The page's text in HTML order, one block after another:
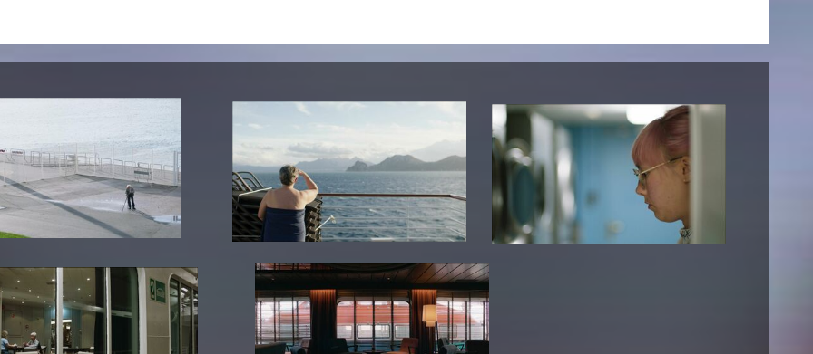
Semesterapparate
KHM Verlag
LECTURE Reihe
Lab Jahrbuch
off topic
Empfehlungen
Neuerwerbungen
Publikationen Lehrende
Rara
Open Access
Förderpreis für FLINTA*
Ombudsstellen
Freunde der KHM e.V.
Partner
In Erinnerung
AGG-Beschwerdestelle
Lehrende woanders